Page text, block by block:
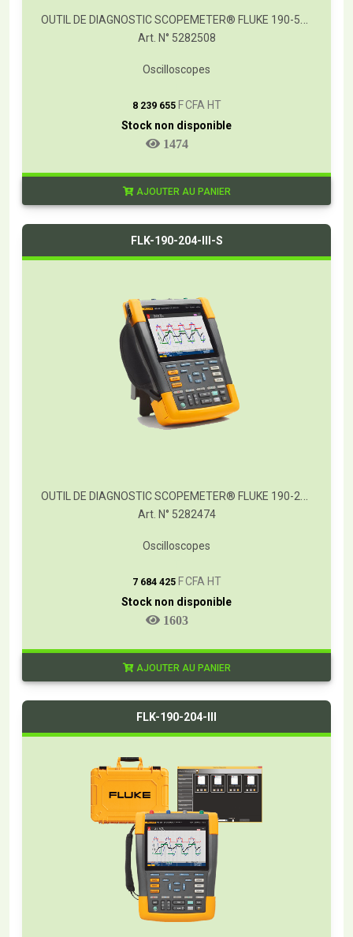
OUTIL DE DIAGNOSTIC SCOPEMETER® FLUKE 190-502/S
Art. N° 5282508
Oscilloscopes
8 239 655 F CFA HT
Stock non disponible
1474
AJOUTER AU PANIER
FLK-190-204-III-S
OUTIL DE DIAGNOSTIC SCOPEMETER® FLUKE 190-204/S
Art. N° 5282474
Oscilloscopes
7 684 425 F CFA HT
Stock non disponible
1603
AJOUTER AU PANIER
FLK-190-204-III